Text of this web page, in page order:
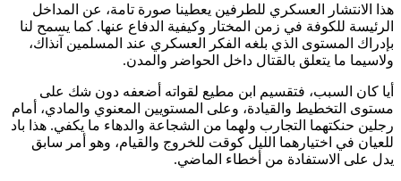
هذا الانتشار العسكري للطرفين يعطينا صورة تامة، عن المداخل
الرئيسة للكوفة في زمن المختار وكيفية الدفاع عنها. كما يسمح لنا
بإدراك المستوى الذي بلغه الفكر العسكري عند المسلمين آنذاك،
ولاسيما ما يتعلق بالقتال داخل الحواضر والمدن.
أيا كان السبب، فتقسيم ابن مطيع لقواته أضعفه دون شك على
مستوى التخطيط والقيادة، وعلى المستويين المعنوي والمادي، أمام
رجلين حنكتهما التجارب ولهما من الشجاعة والدهاء ما يكفي. هذا باد
للعيان في اختيارهما الليل كوقت للخروج والقيام، وهو أمر سابق
يدل على الاستفادة من أخطاء الماضي.